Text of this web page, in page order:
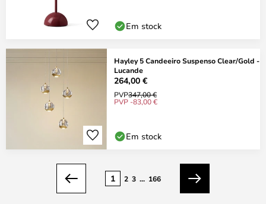
Em stock
Hayley 5 Candeeiro Suspenso Clear/Gold -
Lucande
264,00 €
PVP347,00 €
PVP -83,00 €
Em stock
Anterior
1 2 3 ... 166
Seguinte